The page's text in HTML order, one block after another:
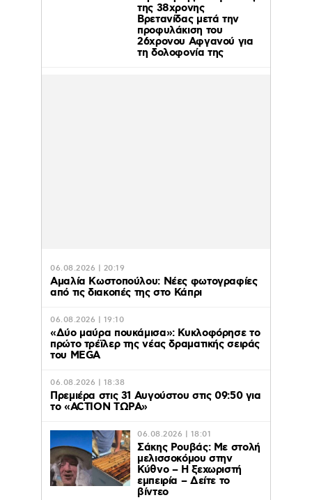
της 38χρονης
Βρετανίδας μετά την
προφυλάκιση του
26χρονου Αφγανού για
τη δολοφονία της
06.08.2026 | 20:19
Αμαλία Κωστοπούλου: Νέες φωτογραφίες
από τις διακοπές της στο Κάπρι
06.08.2026 | 19:10
«Δύο μαύρα πουκάμισα»: Κυκλοφόρησε το
πρώτο τρέϊλερ της νέας δραματικής σειράς
του MEGA
06.08.2026 | 18:38
Πρεμιέρα στις 31 Αυγούστου στις 09:50 για
το «ACTION ΤΩΡΑ»
06.08.2026 | 18:01
Σάκης Ρουβάς: Με στολή
μελισσοκόμου στην
Κύθνο – Η ξεχωριστή
εμπειρία – Δείτε το
βίντεο